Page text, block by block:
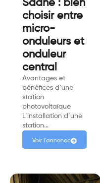
Saâne : bien
choisir entre
micro-
onduleurs et
onduleur
central
Avantages et
bénéfices d’une
station
photovoltaïque
L’installation d’une
station…
Voir l'annonce